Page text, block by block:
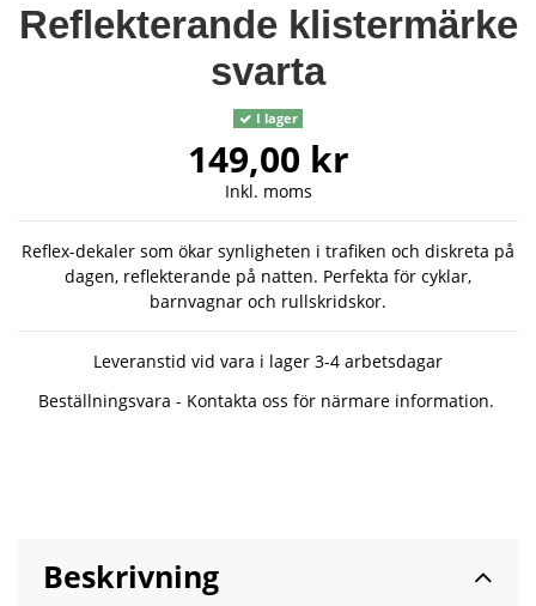
Reflekterande klistermärke
svarta
I lager
149,00 kr
Inkl. moms
Reflex-dekaler som ökar synligheten i trafiken och diskreta på
dagen, reflekterande på natten. Perfekta för cyklar,
barnvagnar och rullskridskor.
Leveranstid vid vara i lager 3-4 arbetsdagar
Beställningsvara - Kontakta oss för närmare information.
Beskrivning